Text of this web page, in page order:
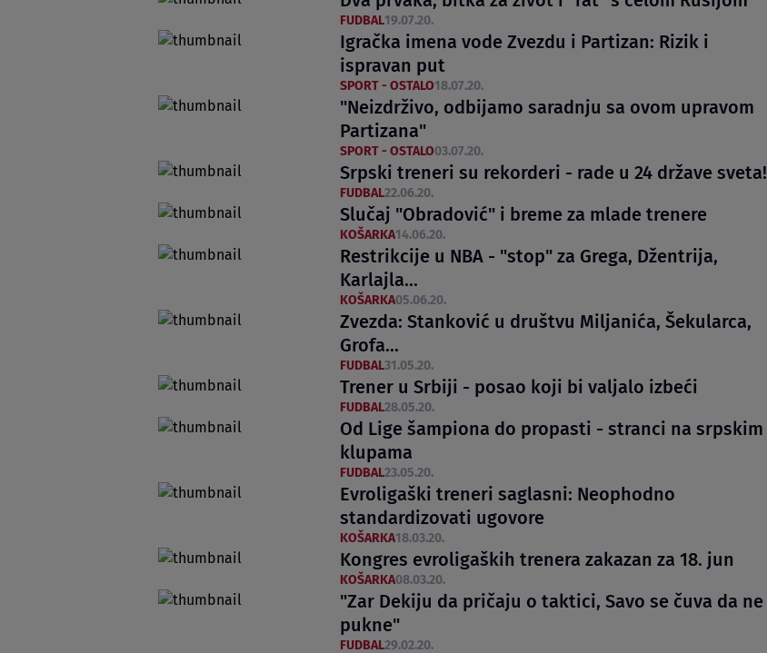
FUDBAL19.07.20.
Igračka imena vode Zvezdu i Partizan: Rizik i
ispravan put
SPORT - OSTALO18.07.20.
"Neizdrživo, odbijamo saradnju sa ovom upravom
Partizana"
SPORT - OSTALO03.07.20.
Srpski treneri su rekorderi - rade u 24 države sveta!
FUDBAL22.06.20.
Slučaj "Obradović" i breme za mlade trenere
KOŠARKA14.06.20.
Restrikcije u NBA - "stop" za Grega, Džentrija,
Karlajla...
KOŠARKA05.06.20.
Zvezda: Stanković u društvu Miljanića, Šekularca,
Grofa...
FUDBAL31.05.20.
Trener u Srbiji - posao koji bi valjalo izbeći
FUDBAL28.05.20.
Od Lige šampiona do propasti - stranci na srpskim
klupama
FUDBAL23.05.20.
Evroligaški treneri saglasni: Neophodno
standardizovati ugovore
KOŠARKA18.03.20.
Kongres evroligaških trenera zakazan za 18. jun
KOŠARKA08.03.20.
"Zar Dekiju da pričaju o taktici, Savo se čuva da ne
pukne"
FUDBAL29.02.20.